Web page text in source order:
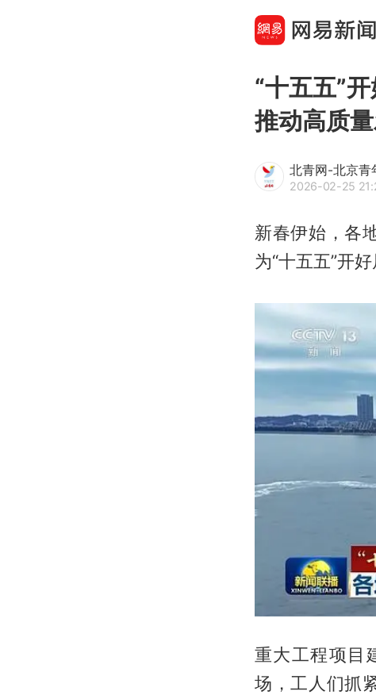
“十五五”
推动高质
北青网-北京青
2026-02-25
新春伊始，各
为“十五五”开
重大工程项目
场，工人们抓